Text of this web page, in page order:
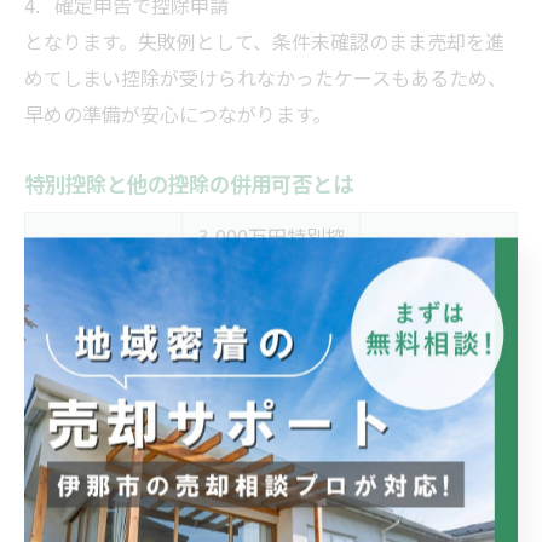
となります。失敗例として、条件未確認のまま売却を進
めてしまい控除が受けられなかったケースもあるため、
早めの準備が安心につながります。
特別控除と他の控除の併用可否とは
控除・特例名
3,000万円特別控
除との併用
備考
居住用財産の軽
減税率
不可
同時利用に制限
あり
買換え特例
不可
同時利用不可
相続税の取得費
加算特例
可
ケースによって
は併用可
3,000万円特別控除は非常に強力な税制優遇ですが、他